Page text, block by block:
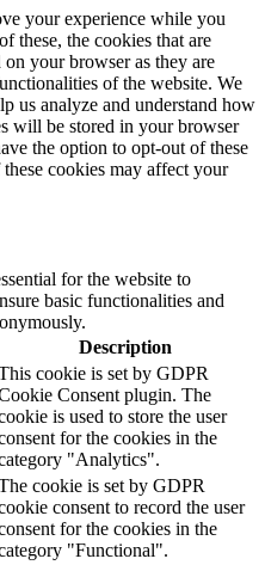
your experience while you
these, the cookies that are
on your browser as they are
of the website. We
us analyze and understand how
will be stored in your browser
the option to opt-out of these
cookies may affect your
for the website to
basic functionalities and
Description
cookie is set by GDPR
Consent plugin. The
is used to store the user
for the cookies in the
"Analytics".
cookie is set by GDPR
consent to record the user
for the cookies in the
"Functional".